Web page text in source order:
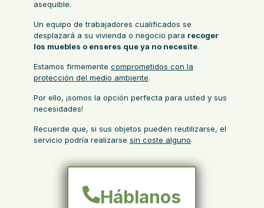
asequible.
Un equipo de trabajadores cualificados se
desplazará a su vivienda o negocio para recoger
los muebles o enseres que ya no necesite.
Estamos firmemente comprometidos con la
protección del medio ambiente.
Por ello, ¡somos la opción perfecta para usted y sus
necesidades!
Recuerde que, si sus objetos pueden reutilizarse, el
servicio podría realizarse sin coste alguno.
Háblanos